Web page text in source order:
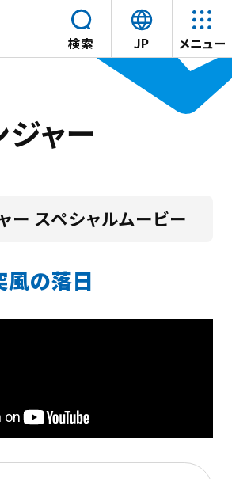
本文へスキップ
検索 JP
言
語
選
メニュー
ャー
ー スペシャルムービー
の落日